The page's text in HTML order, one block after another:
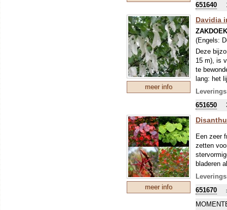
651640
meer info
Davidia
(Engels:
Deze
15 m), is
te
lang: het
Omdat dit
bedreigde
Tegelijk
bevat,
evenals
651650
meer info
Een zeer
zetten
bladeren
Geef ze
iets zure
651670